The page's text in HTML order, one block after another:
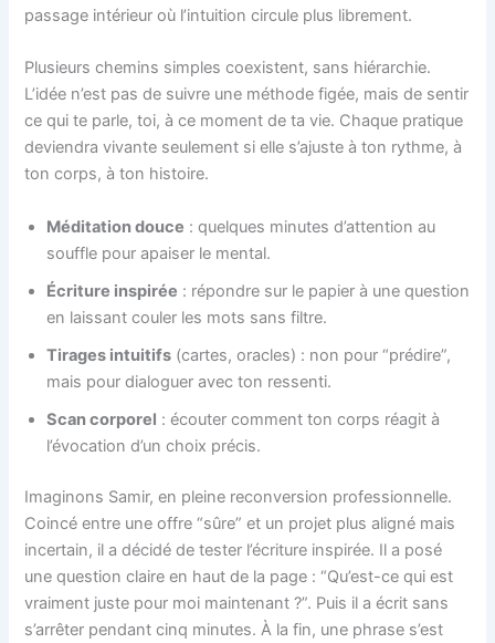
passage intérieur où l’intuition circule plus librement.
Plusieurs chemins simples coexistent, sans hiérarchie.
L’idée n’est pas de suivre une méthode figée, mais de sentir
ce qui te parle, toi, à ce moment de ta vie. Chaque pratique
deviendra vivante seulement si elle s’ajuste à ton rythme, à
ton corps, à ton histoire.
Méditation douce : quelques minutes d’attention au
souffle pour apaiser le mental.
Écriture inspirée : répondre sur le papier à une question
en laissant couler les mots sans filtre.
Tirages intuitifs (cartes, oracles) : non pour “prédire”,
mais pour dialoguer avec ton ressenti.
Scan corporel : écouter comment ton corps réagit à
l’évocation d’un choix précis.
Imaginons Samir, en pleine reconversion professionnelle.
Coincé entre une offre “sûre” et un projet plus aligné mais
incertain, il a décidé de tester l’écriture inspirée. Il a posé
une question claire en haut de la page : “Qu’est-ce qui est
vraiment juste pour moi maintenant ?”. Puis il a écrit sans
s’arrêter pendant cinq minutes. À la fin, une phrase s’est